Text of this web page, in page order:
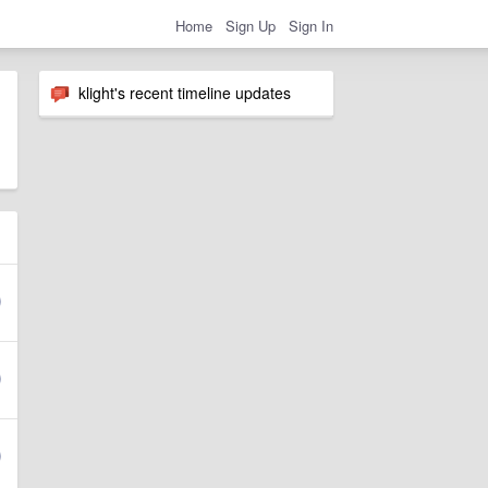
Home Sign Up Sign In
klight's recent timeline updates